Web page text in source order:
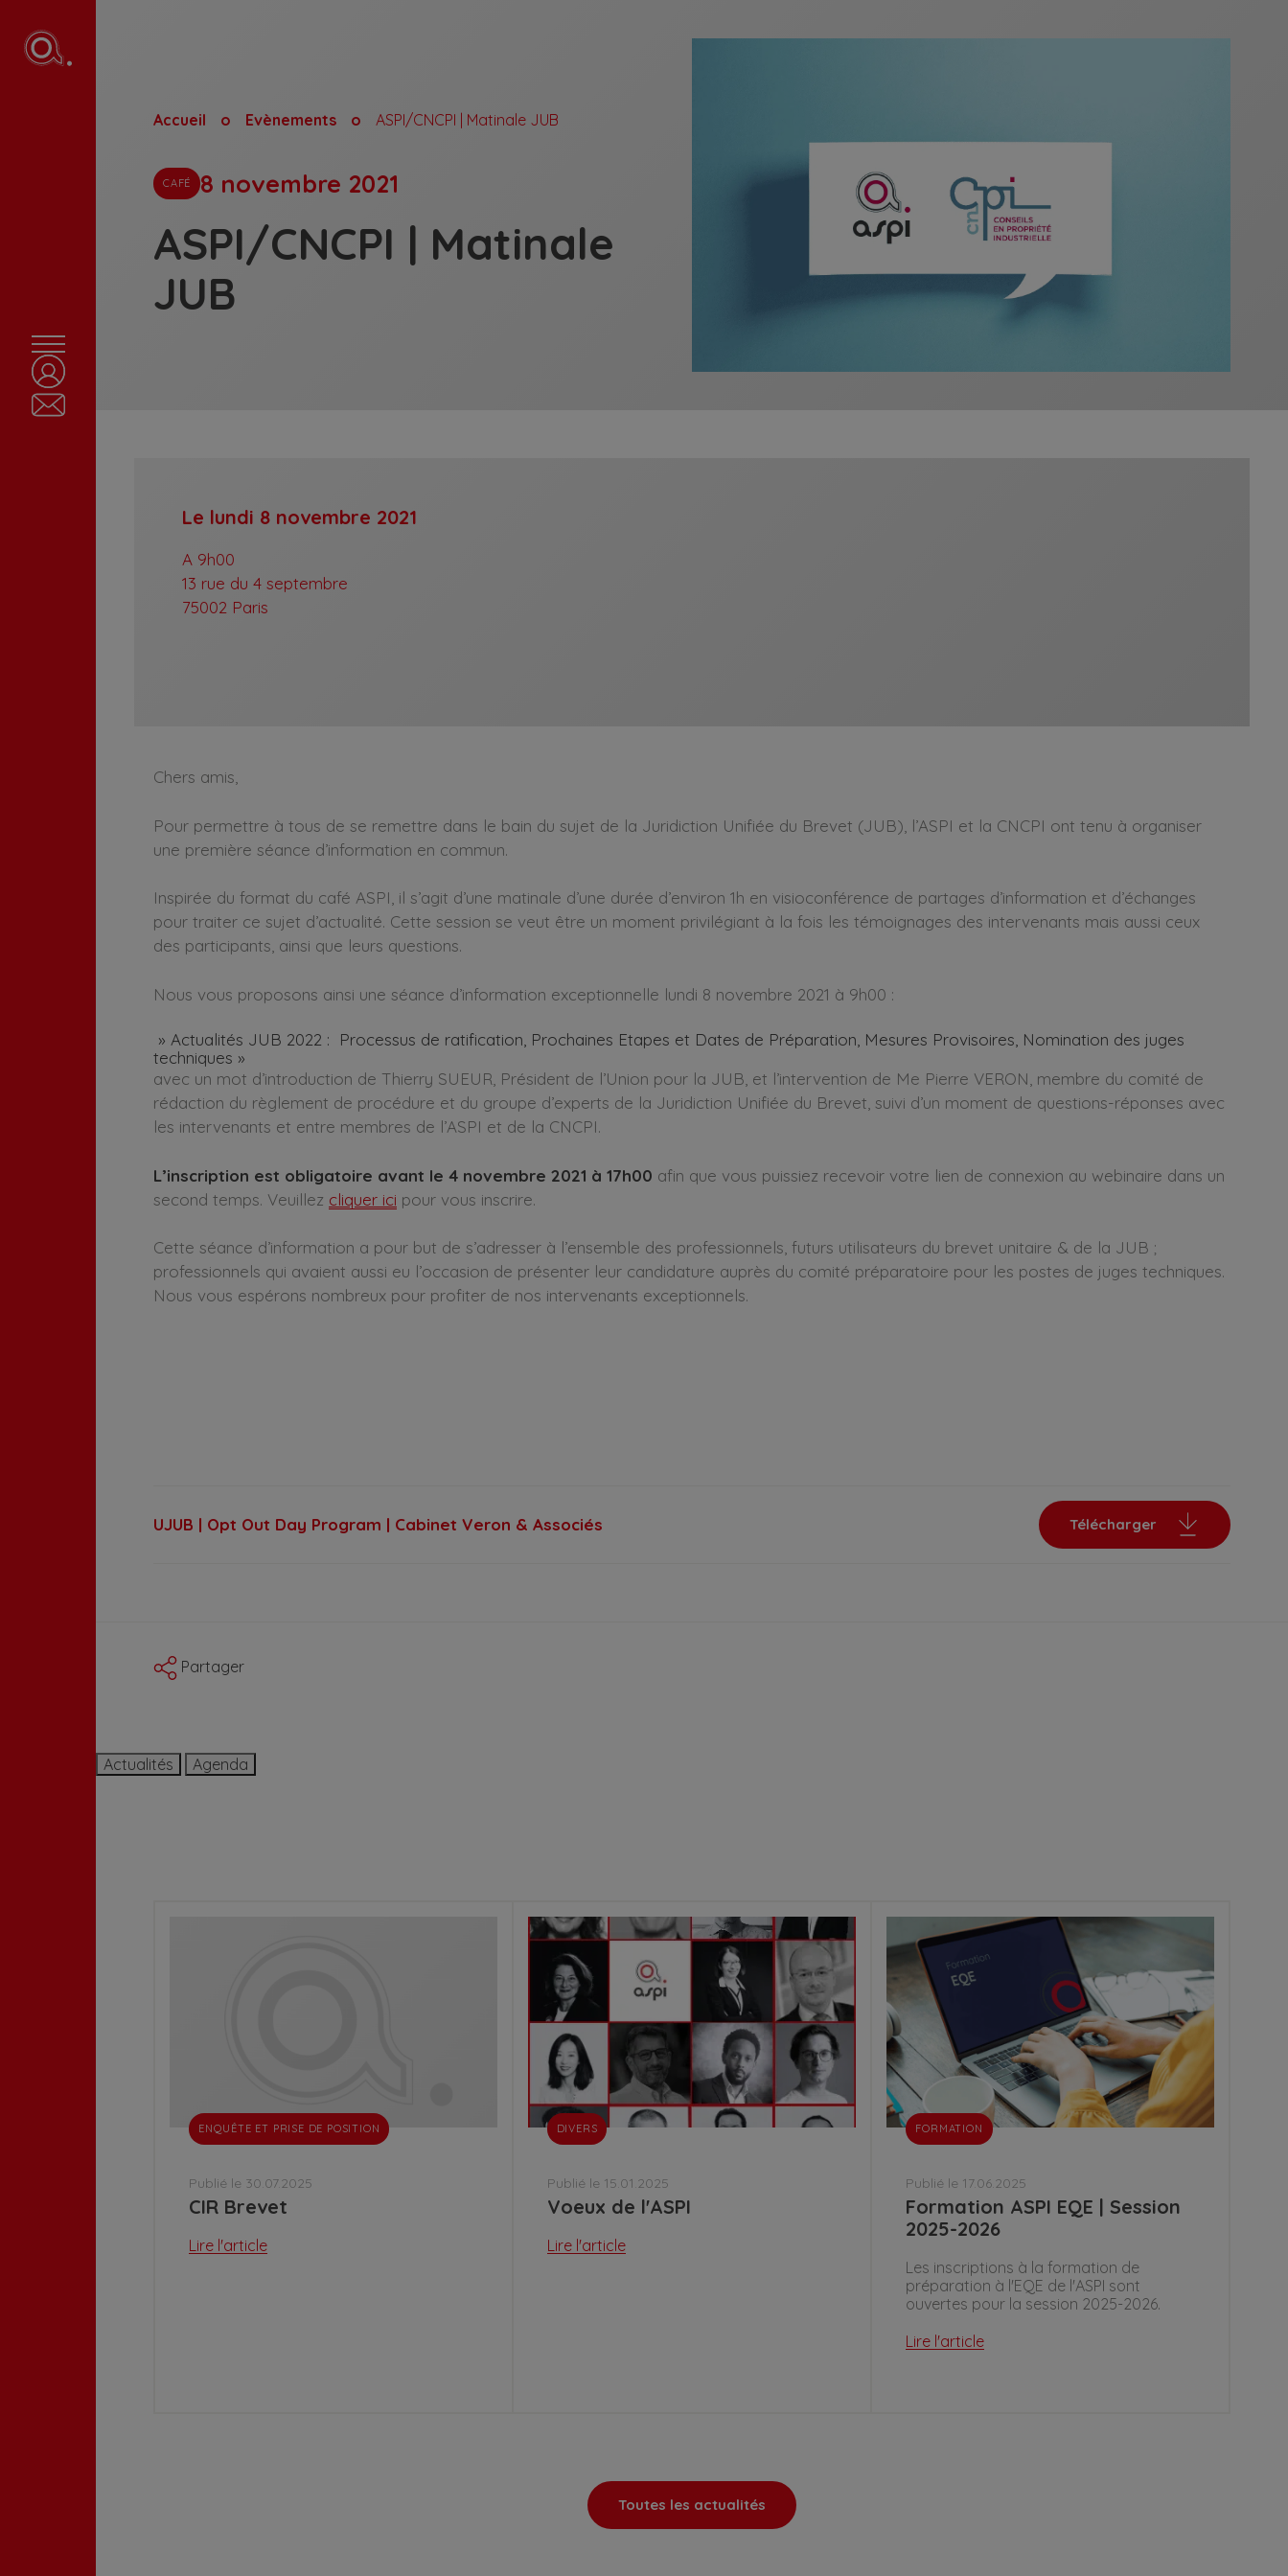
Accueil Evènements ASPI/CNCPI | Matinale JUB
CAFÉ 8 novembre 2021
ASPI/CNCPI | Matinale
JUB
Le lundi 8 novembre 2021
A 9h00
13 rue du 4 septembre
75002 Paris
Chers amis,
Pour permettre à tous de se remettre dans le bain du sujet de la Juridiction Unifiée du Brevet (JUB), l’ASPI et la CNCPI ont tenu à organiser
une première séance d’information en commun.
Inspirée du format du café ASPI, il s’agit d’une matinale d’une durée d’environ 1h en visioconférence de partages d’information et d’échanges
pour traiter ce sujet d’actualité. Cette session se veut être un moment privilégiant à la fois les témoignages des intervenants mais aussi ceux
des participants, ainsi que leurs questions.
Nous vous proposons ainsi une séance d’information exceptionnelle lundi 8 novembre 2021 à 9h00 :
» Actualités JUB 2022 : Processus de ratification, Prochaines Etapes et Dates de Préparation, Mesures Provisoires, Nomination des juges
techniques »
avec un mot d’introduction de Thierry SUEUR, Président de l’Union pour la JUB, et l’intervention de Me Pierre VERON, membre du comité de
rédaction du règlement de procédure et du groupe d’experts de la Juridiction Unifiée du Brevet, suivi d’un moment de questions-réponses avec
les intervenants et entre membres de l’ASPI et de la CNCPI.
L’inscription est obligatoire avant le 4 novembre 2021 à 17h00 afin que vous puissiez recevoir votre lien de connexion au webinaire dans un
second temps. Veuillez cliquer ici pour vous inscrire.
Cette séance d’information a pour but de s’adresser à l’ensemble des professionnels, futurs utilisateurs du brevet unitaire & de la JUB ;
professionnels qui avaient aussi eu l’occasion de présenter leur candidature auprès du comité préparatoire pour les postes de juges techniques.
Nous vous espérons nombreux pour profiter de nos intervenants exceptionnels.
UJUB | Opt Out Day Program | Cabinet Veron & Associés Télécharger
Partager
Actualités Agenda
ENQUÊTE ET PRISE DE POSITION
Publié le 30.07.2025
CIR Brevet
Lire l'article
DIVERS
Publié le 15.01.2025
Voeux de l'ASPI
Lire l'article
FORMATION
Publié le 17.06.2025
Formation ASPI EQE | Session
2025-2026
Les inscriptions à la formation de
préparation à l'EQE de l'ASPI sont
ouvertes pour la session 2025-2026.
Lire l'article
Toutes les actualités